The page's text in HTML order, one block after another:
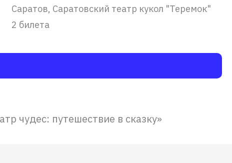
Саратов, Саратовский театр кукол "Теремок"
2 билета
чудес: путешествие в сказку»